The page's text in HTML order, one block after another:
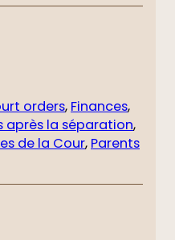
orders, Finances
après la séparation
de la Cour, Parents